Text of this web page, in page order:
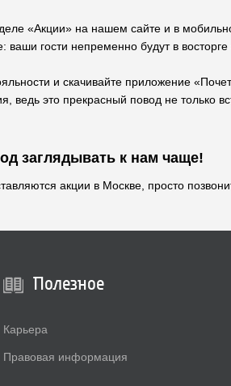
«Акции» на нашем сайте и в
ваши гости непременно будут в
и скачивайте приложение
ведь это прекрасный повод не только
заглядывать к нам чаще!
акции в Москве, просто
Полезное
Карьера
Правовая информация